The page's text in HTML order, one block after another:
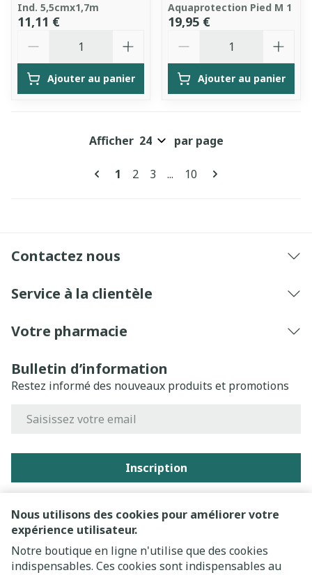
Nous utilisons des cookies pour améliorer votre
expérience utilisateur.
Notre boutique en ligne n'utilise que des cookies
indispensables. Ces cookies sont indispensables au
Ind. 5,5cmx1,7m
11,11 €
Ajouter au panier
Aquaprotection Pied M 1
19,95 €
Ajouter au panier
Pages
Vous lisez actuellement la page
1 Page
2 Page
3 ... Page
10
Afficher par page
Contactez nous
Service à la clientèle
Votre pharmacie
Bulletin d’information
Restez informé des nouveaux produits et promotions
Inscription
En cliquant sur s'abonner, vous vous abonnez à notre
newsletter et acceptez notrepolitique de confidentialité.